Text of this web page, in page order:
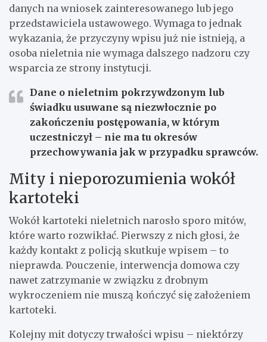
danych na wniosek zainteresowanego lub jego
przedstawiciela ustawowego. Wymaga to jednak
wykazania, że przyczyny wpisu już nie istnieją, a
osoba nieletnia nie wymaga dalszego nadzoru czy
wsparcia ze strony instytucji.
Dane o nieletnim pokrzywdzonym lub
świadku usuwane są niezwłocznie po
zakończeniu postępowania, w którym
uczestniczył – nie ma tu okresów
przechowywania jak w przypadku sprawców.
Mity i nieporozumienia wokół
kartoteki
Wokół kartoteki nieletnich narosło sporo mitów,
które warto rozwikłać. Pierwszy z nich głosi, że
każdy kontakt z policją skutkuje wpisem – to
nieprawda. Pouczenie, interwencja domowa czy
nawet zatrzymanie w związku z drobnym
wykroczeniem nie muszą kończyć się założeniem
kartoteki.
Kolejny mit dotyczy trwałości wpisu – niektórzy